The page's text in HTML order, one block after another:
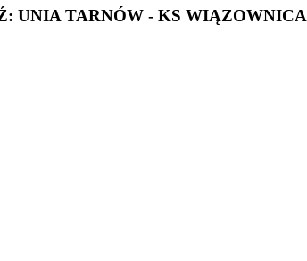
UNIA TARNÓW - KS WIĄZOWNICA